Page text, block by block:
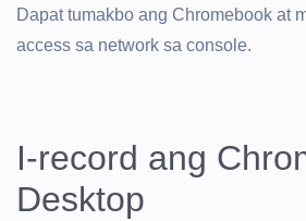
Dapat tumakbo ang Chromebook at
access sa network sa console.
I-record ang
Desktop